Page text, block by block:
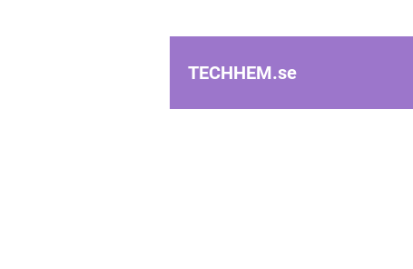
TECHHEM.se